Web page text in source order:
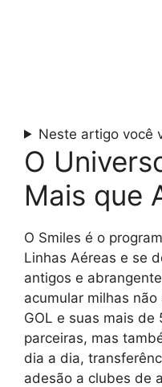
Neste artigo você
O
Mais que
O Smiles é o
Linhas Aéreas e se
antigos e
acumular milhas
GOL e suas mais de
parceiras, mas
dia a dia,
adesão a clubes de